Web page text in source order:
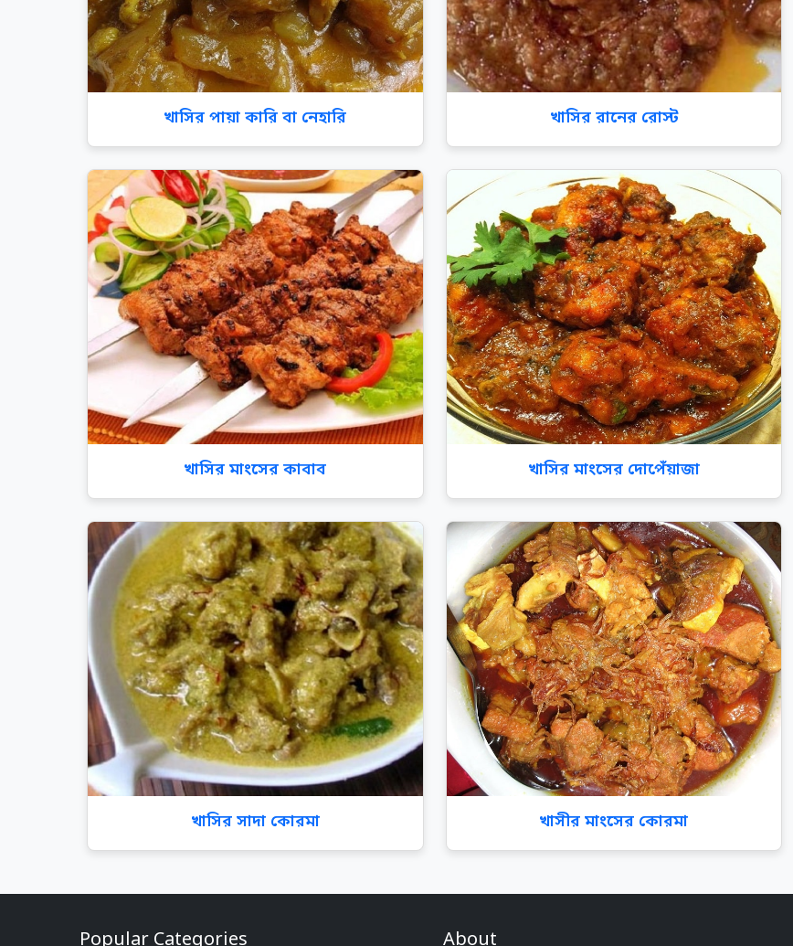
খাসির পায়া কারি বা নেহারি খাসির রানের রোস্ট
খাসির মাংসের কাবাব খাসির মাংসের দোপেঁয়াজা
খাসির সাদা কোরমা খাসীর মাংসের কোরমা
Popular Categories About